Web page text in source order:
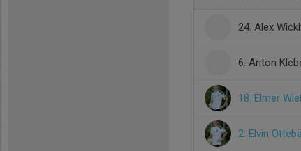
24. Alex
6. Anton
18. Elmer
2. Elvin